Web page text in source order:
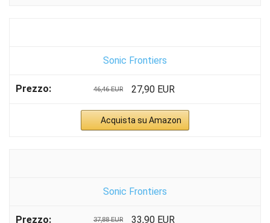
Sonic Frontiers
46,46 EUR 27,90 EUR
Acquista su Amazon
Sonic Frontiers
37,88 EUR 33,90 EUR